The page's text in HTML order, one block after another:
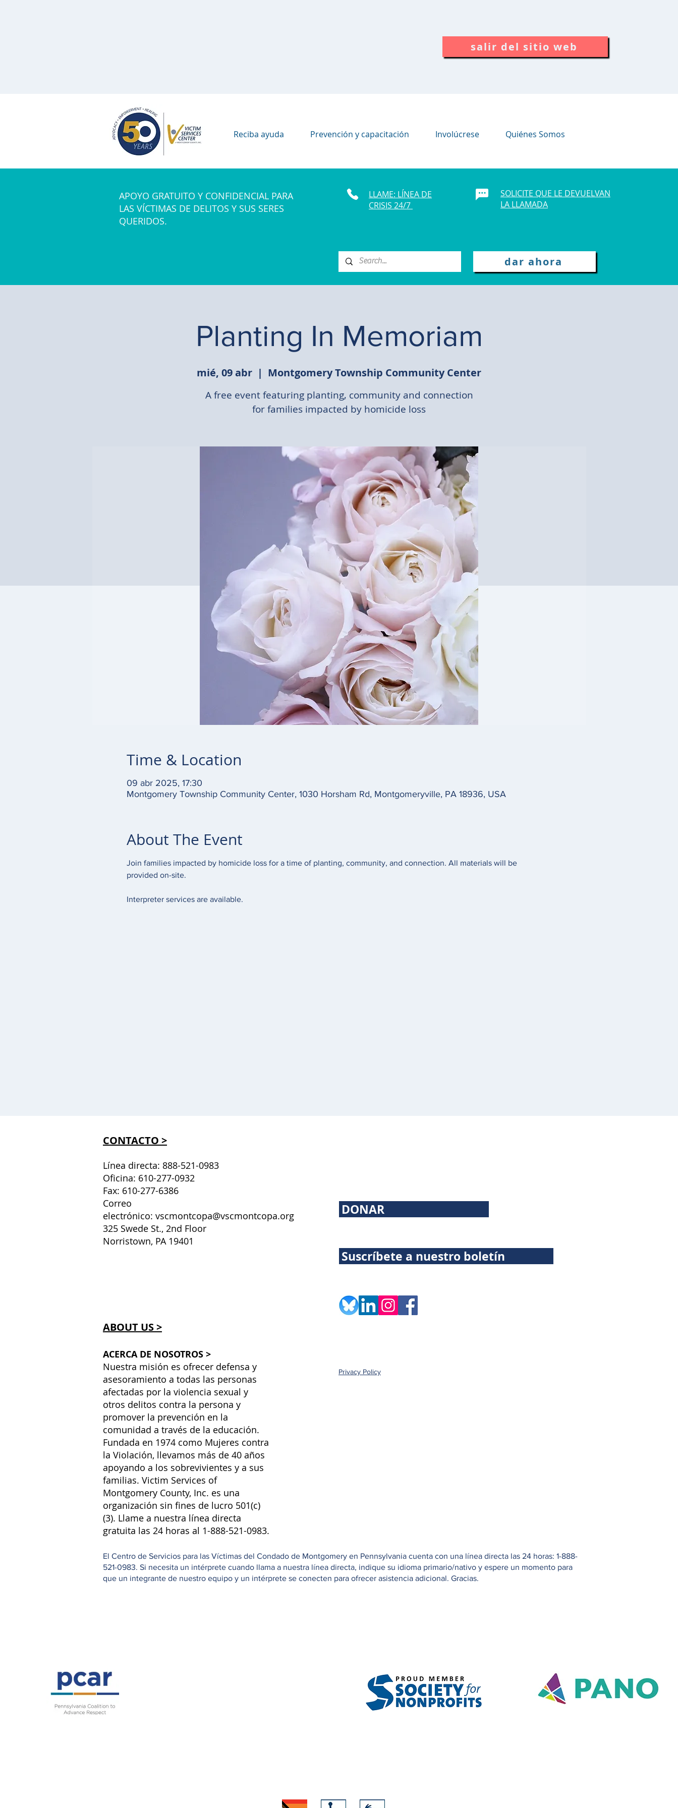
salir del sitio web
Reciba ayuda Prevención y capacitación Involúcrese Quiénes Somos
APOYO GRATUITO Y CONFIDENCIAL PARA
LAS VÍCTIMAS DE DELITOS Y SUS SERES
QUERIDOS.
LLAME: LÍNEA DE
CRISIS 24/7
SOLICITE QUE LE DEVUELVAN
LA LLAMADA
dar ahora
Planting In Memoriam
mié, 09 abr
  |
Montgomery Township Community Center
A free event featuring planting, community and connection
for families impacted by homicide loss
Time & Location
09 abr 2025, 17:30
Montgomery Township Community Center, 1030 Horsham Rd, Montgomeryville, PA 18936, USA
About The Event
Join families impacted by homicide loss for a time of planting, community, and connection. All materials will be
provided on-site.
Interpreter services are available.
CONTACTO >
Línea directa: 888-521-0983
Oficina: 610-277-0932
Fax: 610-277-6386
Correo
electrónico: vscmontcopa@vscmontcopa.org
325 Swede St., 2nd Floor
Norristown, PA 19401
DONAR
Suscríbete a nuestro boletín
ABOUT US >
ACERCA DE NOSOTROS >
Nuestra misión es ofrecer defensa y
asesoramiento a todas las personas
afectadas por la violencia sexual y
otros delitos contra la persona y
promover la prevención en la
comunidad a través de la educación.
Fundada en 1974 como Mujeres contra
la Violación, llevamos más de 40 años
apoyando a los sobrevivientes y a sus
familias. Victim Services of
Montgomery County, Inc. es una
organización sin fines de lucro 501(c)
(3). Llame a nuestra línea directa
gratuita las 24 horas al 1-888-521-0983.
Privacy Policy
El Centro de Servicios para las Víctimas del Condado de Montgomery en Pennsylvania cuenta con una línea directa las 24 horas: 1-888-
521-0983. Si necesita un intérprete cuando llama a nuestra línea directa, indique su idioma primario/nativo y espere un momento para
que un integrante de nuestro equipo y un intérprete se conecten para ofrecer asistencia adicional. Gracias.